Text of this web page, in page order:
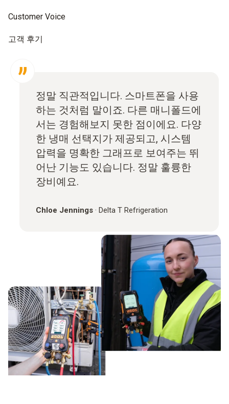
Customer Voice
고객 후기
정말 직관적입니다. 스마트폰을 사용
하는 것처럼 말이죠. 다른 매니폴드에
서는 경험해보지 못한 점이에요. 다양
한 냉매 선택지가 제공되고, 시스템
압력을 명확한 그래프로 보여주는 뛰
어난 기능도 있습니다. 정말 훌륭한
장비예요.
Chloe Jennings · Delta T Refrigeration